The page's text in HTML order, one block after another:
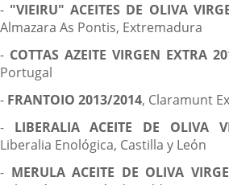
- "VIEIRU" ACEITES DE OLIVA
Almazara As Pontis, Extremadura
- COTTAS AZEITE VIRGEN EXTRA
Portugal
- FRANTOIO 2013/2014, Claramunt
- LIBERALIA ACEITE DE OLIVA
Liberalia Enológica, Castilla y León
- MERULA ACEITE DE OLIVA